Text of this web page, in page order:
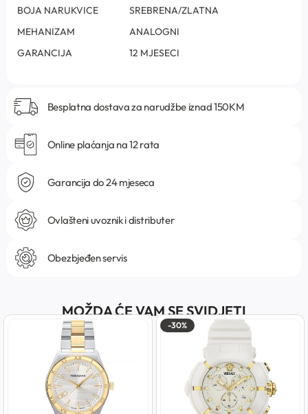
BOJA NARUKVICE
SREBRENA/ZLATNA
MEHANIZAM
ANALOGNI
GARANCIJA
12 MJESECI
Besplatna dostava za narudžbe iznad 150KM
Online plaćanja na 12 rata
Garancija do 24 mjeseca
Ovlašteni uvoznik i distributer
Obezbjeđen servis
MOŽDA ĆE VAM SE SVIDJETI
-30%